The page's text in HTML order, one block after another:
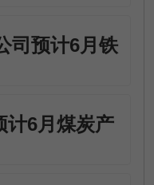
司预计6月铁
计6月煤炭产